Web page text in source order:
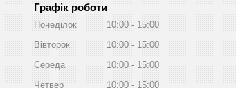
Графік роботи
Понеділок 10:00
15:00
Вівторок
10:00
15:00
Середа
10:00
15:00
Четвер
10:00 15:00